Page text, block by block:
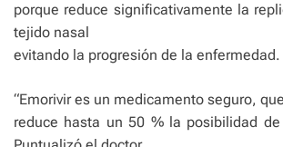
porque reduce significativamente la
tejido nasal
evitando la progresión de la enfermedad.
“Emorivir es un medicamento seguro, que
reduce hasta un 50 % la posibilidad de